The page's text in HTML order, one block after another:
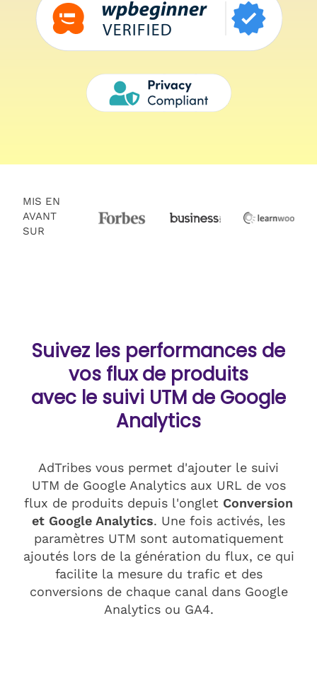
MIS EN
AVANT
SUR
Suivez les performances de
vos flux de produits
avec le suivi UTM de Google
Analytics
AdTribes vous permet d'ajouter le suivi
UTM de Google Analytics aux URL de vos
flux de produits depuis l'onglet Conversion
et Google Analytics. Une fois activés, les
paramètres UTM sont automatiquement
ajoutés lors de la génération du flux, ce qui
facilite la mesure du trafic et des
conversions de chaque canal dans Google
Analytics ou GA4.